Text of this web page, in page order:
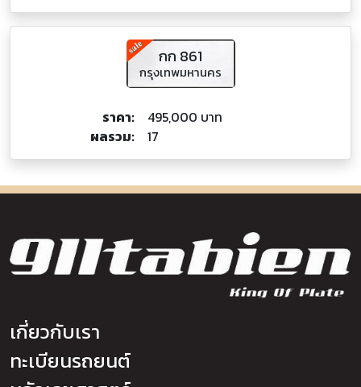
กก 861
กรุงเทพมหานคร
ราคา:
495,000 บาท
ผลรวม:
17
เกี่ยวกับเรา
ทะเบียนรถยนต์